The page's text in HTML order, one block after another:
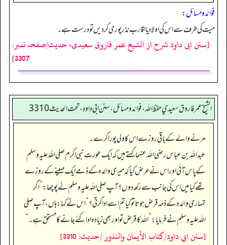
فوائد ومسائل:
میت کی طرف سے اس کی اولاد یا اقارب نذر پوری کردیں تو درست ہے۔
[سنن ابی داود شرح از الشیخ عمر فاروق سعیدی، حدیث/صفحہ نمبر:
3307]
الشيخ عمر فاروق سعيدي حفظ الله، فوائد و مسائل، سنن ابي داود ، تحت الحديث 3310
مرنے والے کے باقی روزے اس کا ولی پورا کرے۔
عبداللہ بن عباس رضی اللہ عنہما کہتے ہیں کہ ایک عورت نبی اکرم صلی اللہ علیہ وسلم
کے پاس آئی اور اس نے عرض کیا کہ میری والدہ کے ذمے ایک مہینے کے روزے
تھے کیا میں اس کی جانب سے رکھ دوں؟ آپ صلی اللہ علیہ وسلم نے پوچھا:”اگر
تمہاری والدہ کے ذمہ قرض ہوتا تو کیا تم اسے ادا کرتی؟“اس نے کہا: ہاں، آپ صلی
اللہ علیہ وسلم نے فرمایا:”اللہ کا قرض تو اور بھی زیادہ ادا کئے جانے کا مستحق ہے۔‏‏‏‏“
[سنن ابي داود/كتاب الأيمان والنذور /حدیث: 3310]